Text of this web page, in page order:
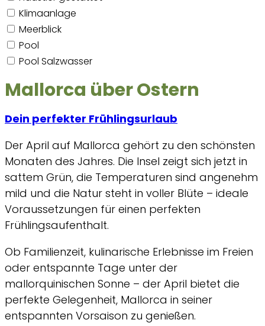
Klimaanlage
Meerblick
Pool
Pool Salzwasser
Mallorca über Ostern
Dein perfekter Frühlingsurlaub
Der April auf Mallorca gehört zu den schönsten
Monaten des Jahres. Die Insel zeigt sich jetzt in
sattem Grün, die Temperaturen sind angenehm
mild und die Natur steht in voller Blüte – ideale
Voraussetzungen für einen perfekten
Frühlingsaufenthalt.
Ob Familienzeit, kulinarische Erlebnisse im Freien
oder entspannte Tage unter der
mallorquinischen Sonne – der April bietet die
perfekte Gelegenheit, Mallorca in seiner
entspannten Vorsaison zu genießen.